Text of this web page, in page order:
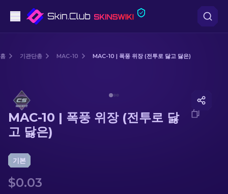
저격소총
홈 기관단총 MAC-10 MAC-10 | 폭풍 위장 (전투로 닳고 닳은)
MAC-10 | 폭풍 위장 (전투로 닳
고 닳은)
기본
$0.03